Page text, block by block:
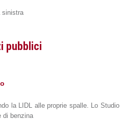
sinistra
pubblici
la LIDL alle proprie spalle. Lo Studio
di benzina